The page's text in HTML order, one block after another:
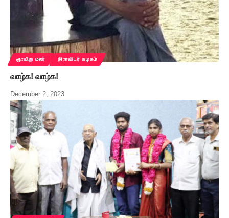
ஞாயிறு மலர் திராவிடர் கழகம்
வாழ்க! வாழ்க!
December 2, 2023